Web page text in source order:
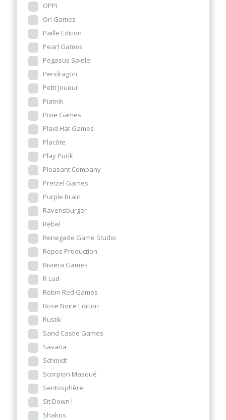
OPPI
Ori Games
Paille Edition
Pearl Games
Pegasus Spiele
Pendragon
Petit Joueur
Piatnik
Pixie Games
Plaid Hat Games
Placôte
Play Punk
Pleasant Company
Pretzel Games
Purple Brain
Ravensburger
Rebel
Renegade Game Studio
Repos Production
Riviera Games
R Lud
Robin Red Games
Rose Noire Edition
Rustik
Sand Castle Games
Savana
Schmidt
Scorpion Masqué
Sentosphère
Sit Down !
Shakos